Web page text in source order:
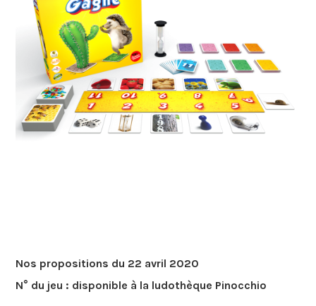
Nos propositions du 22 avril 2020
N° du jeu : disponible à la ludothèque Pinocchio